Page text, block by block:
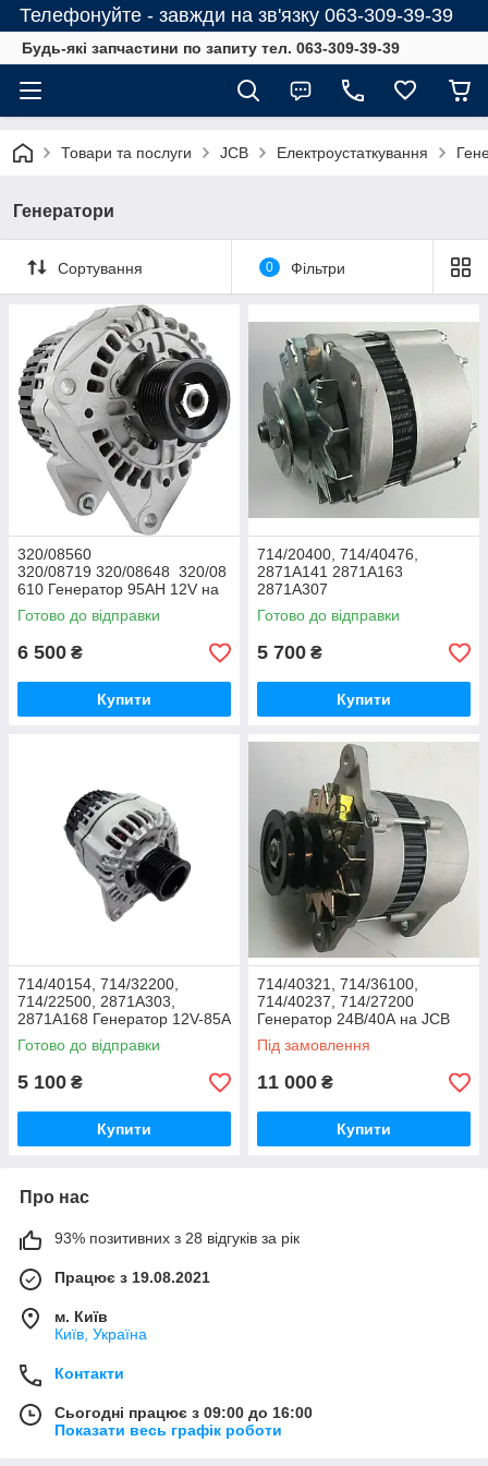
Телефонуйте - завжди на зв'язку 063-309-39-39
Будь-які запчастини по запиту тел. 063-309-39-39
Товари та послуги JCB Електроустаткування
Генератори
Сортування 0 Фільтри
320/08560
320/08719 320/08648 320/08
610 Генератор 95AH 12V на
JCB DIESELMAX
Готово до відправки
6 500 ₴
Купити
714/20400, 714/40476,
2871A141 2871A163
2871A307
2871A160 2871A302
Генератор 12V 65A для
двигуна PERKINS на JCB 3CX
4CX
Готово до відправки
5 700 ₴
Купити
714/40154, 714/32200,
714/22500, 2871A303,
2871A168 Генератор 12V-85А
на JCB, Terex, Manitou,
Perkins
Готово до відправки
5 100 ₴
Купити
714/40321, 714/36100,
714/40237, 714/27200
Генератор 24В/40А на JCB
Під замовлення
11 000 ₴
Купити
Про нас
93% позитивних з 28 відгуків за рік
Працює з 19.08.2021
м. Київ
Київ, Україна
Контакти
Сьогодні працює з 09:00 до 16:00
Показати весь графік роботи